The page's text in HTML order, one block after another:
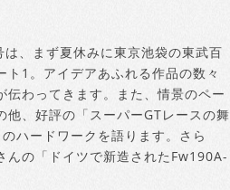
、まず夏休みに東京池袋の東武百
1。アイデアあふれる作品の数々
わってきます。また、情景のペー
、好評の「スーパーGTレースの舞
ハードワークを語ります。さら
んの「ドイツで新造されたFw190A-